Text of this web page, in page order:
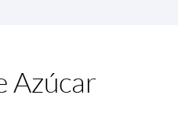
Azúcar